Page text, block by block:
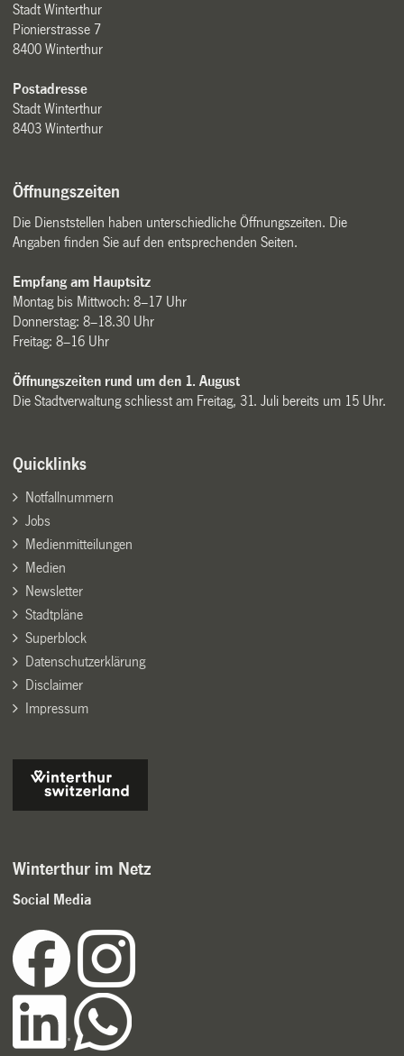
Stadt Winterthur
Pionierstrasse 7
8400 Winterthur
Postadresse
Stadt Winterthur
8403 Winterthur
Öffnungszeiten
Die Dienststellen haben unterschiedliche Öffnungszeiten. Die
Angaben finden Sie auf den entsprechenden Seiten.
Empfang am Hauptsitz
Montag bis Mittwoch: 8–17 Uhr
Donnerstag: 8–18.30 Uhr
Freitag: 8–16 Uhr
Öffnungszeiten rund um den 1. August
Die Stadtverwaltung schliesst am Freitag, 31. Juli bereits um 15 Uhr.
Quicklinks
Notfallnummern
Jobs
Medienmitteilungen
Medien
Newsletter
Stadtpläne
Superblock
Datenschutzerklärung
Disclaimer
Impressum
Winterthur im Netz
Social Media